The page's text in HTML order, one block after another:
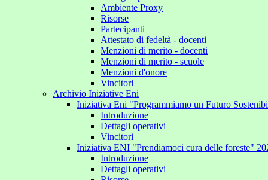
Ambiente Proxy
Risorse
Partecipanti
Attestato di fedeltà - docenti
Menzioni di merito - docenti
Menzioni di merito - scuole
Menzioni d'onore
Vincitori
Archivio Iniziative Eni
Iniziativa Eni "Programmiamo un Futuro
Introduzione
Dettagli operativi
Vincitori
Iniziativa ENI "Prendiamoci cura delle foreste"
Introduzione
Dettagli operativi